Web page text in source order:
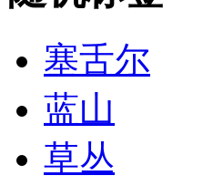
塞舌尔
蓝山
草丛